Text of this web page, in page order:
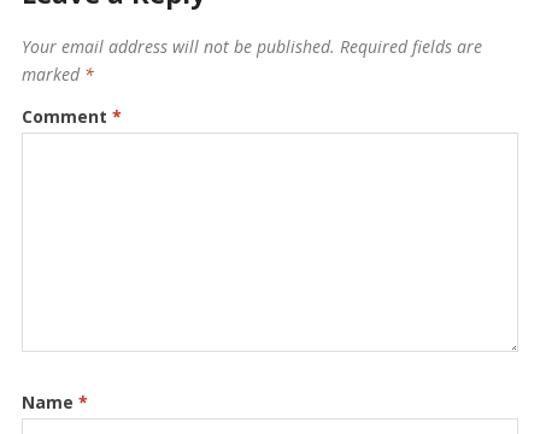
Your email address will not be published. Required fields are
marked *
Comment *
Name *